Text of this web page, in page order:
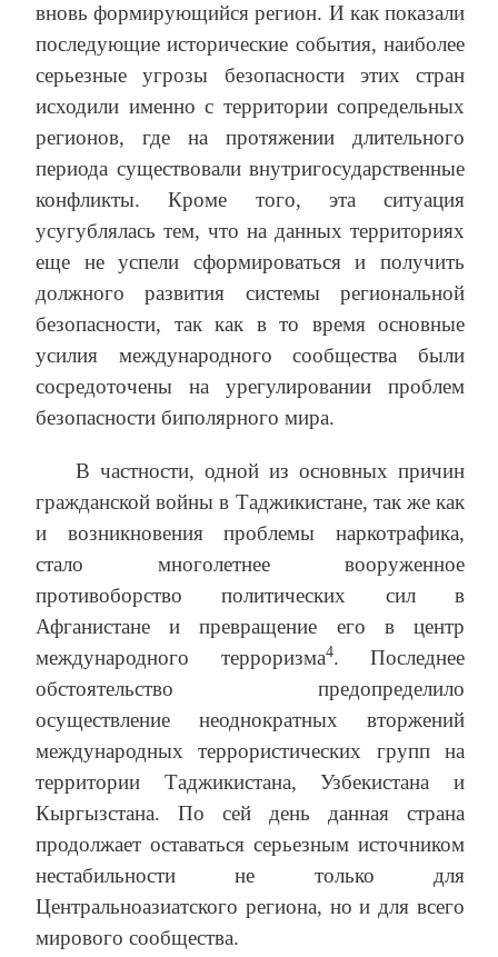
вновь формирующийся регион. И как показали
последующие исторические события, наиболее
серьезные угрозы безопасности этих стран
исходили именно с территории сопредельных
регионов, где на протяжении длительного
периода существовали внутригосударственные
конфликты. Кроме того, эта ситуация
усугублялась тем, что на данных территориях
еще не успели сформироваться и получить
должного развития системы региональной
безопасности, так как в то время основные
усилия международного сообщества были
сосредоточены на урегулировании проблем
безопасности биполярного мира.
В частности, одной из основных причин
гражданской войны в Таджикистане, так же как
и возникновения проблемы наркотрафика,
стало многолетнее вооруженное
противоборство политических сил в
Афганистане и превращение его в центр
международного терроризма4. Последнее
обстоятельство предопределило
осуществление неоднократных вторжений
международных террористических групп на
территории Таджикистана, Узбекистана и
Кыргызстана. По сей день данная страна
продолжает оставаться серьезным источником
нестабильности не только для
Центральноазиатского региона, но и для всего
мирового сообщества.